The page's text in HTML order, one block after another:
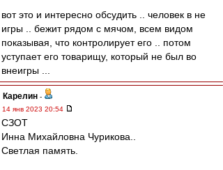
вот это и интересно обсудить .. человек в не
игры .. бежит рядом с мячом, всем видом
показывая, что контролирует его .. потом
уступает его товарищу, который не был во
внеигры ...
Карелин -
14 янв 2023 20:54
СЗОТ
Инна Михайловна Чурикова..
Светлая память.